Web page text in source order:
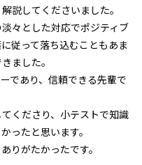
説してくださいました。
々とした対応でポジティブ
従って落ち込むこともあま
ました。
であり、信頼できる先輩で
くださり、小テストで知識
ったと思います。
りがたかったです。